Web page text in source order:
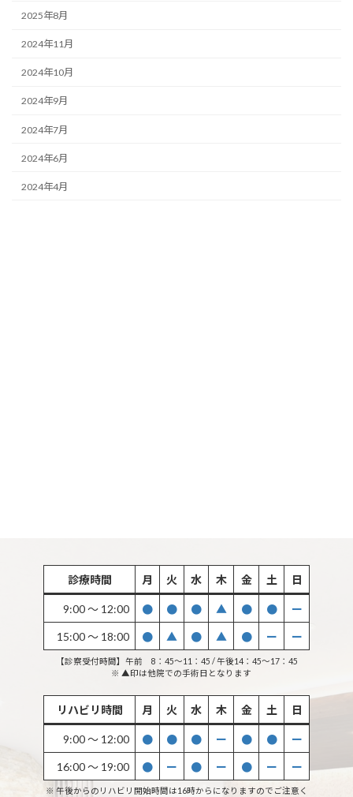
2025年8月
2024年11月
2024年10月
2024年9月
2024年7月
2024年6月
2024年4月
診療時間 月 火 水 木 金 土 日
9:00 〜 12:00 ● ● ● ▲ ● ● ー
15:00 〜 18:00 ● ▲ ● ▲ ● ー ー
【診察受付時間】午前 8：45〜11：45 / 午後14：45〜17：45
※ ▲印は他院での手術日となります
リハビリ時間 月 火 水 木 金 土 日
9:00 〜 12:00 ● ● ● ー ● ● ー
16:00 〜 19:00 ● ー ● ー ● ー ー
※ 午後からのリハビリ開始時間は16時からになりますのでご注意く